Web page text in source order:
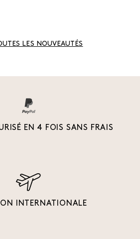
LES NOUVEAUTÉS
EN 4 FOIS SANS FRAIS
INTERNATIONALE